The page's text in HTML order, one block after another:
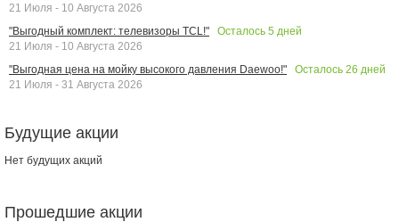
21 Июля - 10 Августа 2026
"Выгодный комплект: телевизоры TCL!"
Осталось 5 дней
21 Июля - 10 Августа 2026
"Выгодная цена на мойку высокого давления Daewoo!"
Осталось 26 дней
21 Июля - 31 Августа 2026
Будущие акции
Нет будущих акций
Прошедшие акции